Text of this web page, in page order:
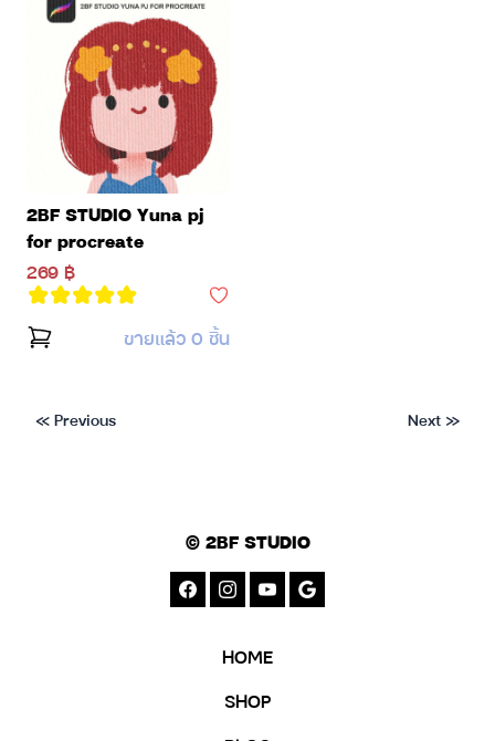
2BF STUDIO Yuna pj
for procreate
269 ฿
ขายแล้ว 0 ชิ้น
« Previous Next »
© 2BF STUDIO
HOME
SHOP